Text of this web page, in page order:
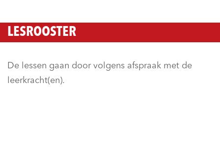
LESROOSTER
De lessen gaan door volgens afspraak met de
leerkracht(en).